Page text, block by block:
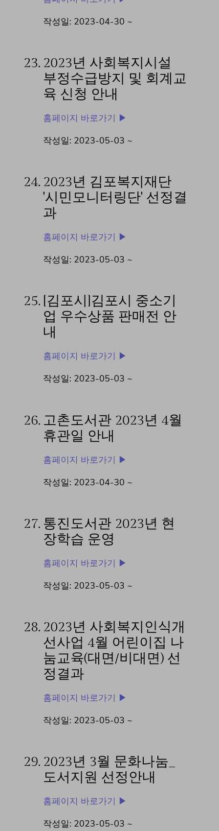
작성일: 2023-04-30 ~
23. 2023년 사회복지시설
부정수급방지 및 회계교
육 신청 안내
홈페이지 바로가기 ▶
작성일: 2023-05-03 ~
24. 2023년 김포복지재단
'시민모니터링단' 선정결
과
홈페이지 바로가기 ▶
작성일: 2023-05-03 ~
25. [김포시]김포시 중소기
업 우수상품 판매전 안
내
홈페이지 바로가기 ▶
작성일: 2023-05-03 ~
26. 고촌도서관 2023년 4월
휴관일 안내
홈페이지 바로가기 ▶
작성일: 2023-04-30 ~
27. 통진도서관 2023년 현
장학습 운영
홈페이지 바로가기 ▶
작성일: 2023-05-03 ~
28. 2023년 사회복지인식개
선사업 4월 어린이집 나
눔교육(대면/비대면) 선
정결과
홈페이지 바로가기 ▶
작성일: 2023-05-03 ~
29. 2023년 3월 문화나눔_
도서지원 선정안내
홈페이지 바로가기 ▶
작성일: 2023-05-03 ~